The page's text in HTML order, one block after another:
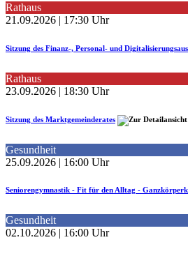
Rathaus
21.09.2026 | 17:30 Uhr
Sitzung des Finanz-, Personal- und
Rathaus
23.09.2026 | 18:30 Uhr
Sitzung des Marktgemeinderates
Gesundheit
25.09.2026 | 16:00 Uhr
Seniorengymnastik - Fit für den Alltag -
Gesundheit
02.10.2026 | 16:00 Uhr